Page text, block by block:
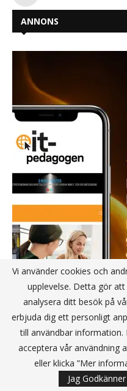
ANNONS
Vi använder cookies och
upplevelse. Detta gör
analysera ditt besök på
erbjuda dig ett personligt
till användbar information.
acceptera vår användning
eller klicka ”Mer
Jag Godkänner